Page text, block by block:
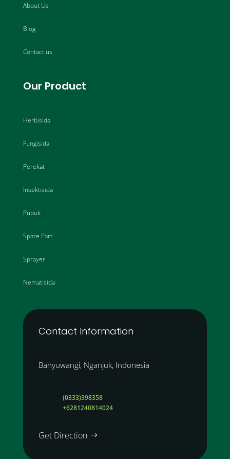
About Us
Blog
Contact us
Our Product
Herbisida
Fungisida
Perekat
Insektisida
Pupuk
Spare Part
Sprayer
Nematisida
Contact Information
Banyuwangi, Nganjuk, Indonesia
(0333)398358
+6281240814024
Get Direction